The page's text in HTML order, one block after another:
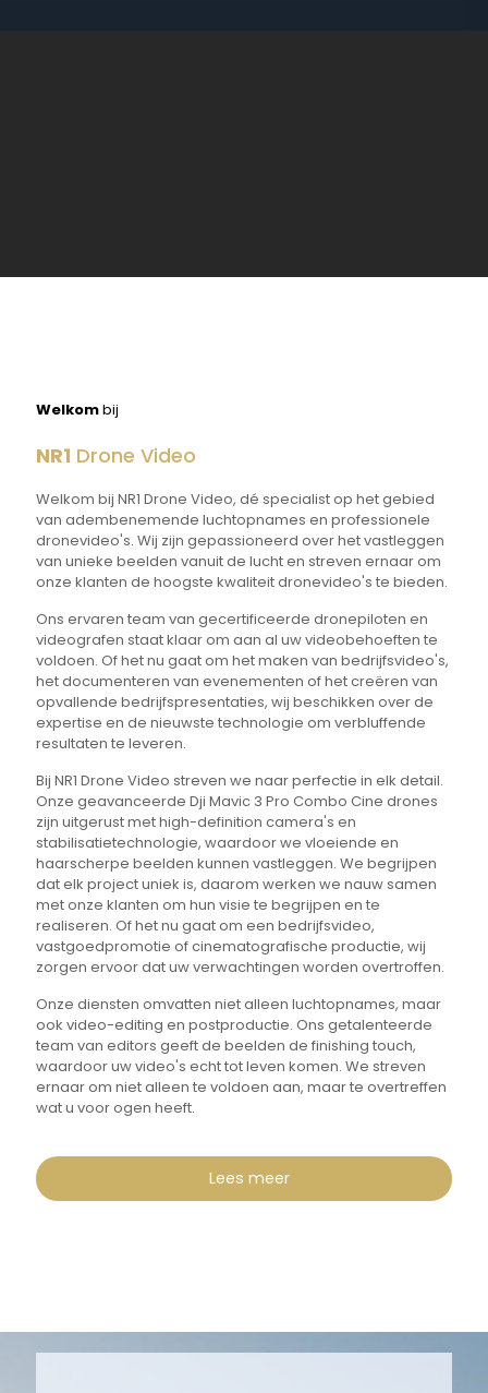
Welkombij
NR1 Drone Video
Welkom bij NR1 Drone Video, dé specialist op het gebied
van adembenemende luchtopnames en professionele
dronevideo's. Wij zijn gepassioneerd over het vastleggen
van unieke beelden vanuit de lucht en streven ernaar om
onze klanten de hoogste kwaliteit dronevideo's te bieden.
Ons ervaren team van gecertificeerde dronepiloten en
videografen staat klaar om aan al uw videobehoeften te
voldoen. Of het nu gaat om het maken van bedrijfsvideo's,
het documenteren van evenementen of het creëren van
opvallende bedrijfspresentaties, wij beschikken over de
expertise en de nieuwste technologie om verbluffende
resultaten te leveren.
Bij NR1 Drone Video streven we naar perfectie in elk detail.
Onze geavanceerde Dji Mavic 3 Pro Combo Cine drones
zijn uitgerust met high-definition camera's en
stabilisatietechnologie, waardoor we vloeiende en
haarscherpe beelden kunnen vastleggen. We begrijpen
dat elk project uniek is, daarom werken we nauw samen
met onze klanten om hun visie te begrijpen en te
realiseren. Of het nu gaat om een bedrijfsvideo,
vastgoedpromotie of cinematografische productie, wij
zorgen ervoor dat uw verwachtingen worden overtroffen.
Onze diensten omvatten niet alleen luchtopnames, maar
ook video-editing en postproductie. Ons getalenteerde
team van editors geeft de beelden de finishing touch,
waardoor uw video's echt tot leven komen. We streven
ernaar om niet alleen te voldoen aan, maar te overtreffen
wat u voor ogen heeft.
Lees meer